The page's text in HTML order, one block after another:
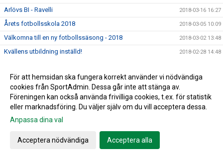
Arlövs BI - Ravelli 2018-03-16 16:27
Årets fotbollsskola 2018 2018-03-05 10:09
Välkomna till en ny fotbollssäsong - 2018 2018-03-02 13:48
Kvällens utbildning inställd! 2018-02-28 14:48
Kallelse till Årsmöte för 2017 2018-02-06 10:43
Vilken lyckad dag!! 2018-02-03 19:52
Till minne av Christer Hansson 2018-01-28 14:30
Lagfotografering 2018- 3 februari
Fler invånare - mindre plats för idrott
Nyårsbingo - Köp era lotter av Arlövs BI
För att hemsidan ska fungera korrekt använder vi nödvändiga
cookies från SportAdmin. Dessa går inte att stänga av.
Föreningen kan också använda frivilliga cookies, t.ex. för statistik
eller marknadsföring. Du väljer själv om du vill acceptera dessa.
Anpassa dina val
Acceptera nödvändiga Acceptera alla